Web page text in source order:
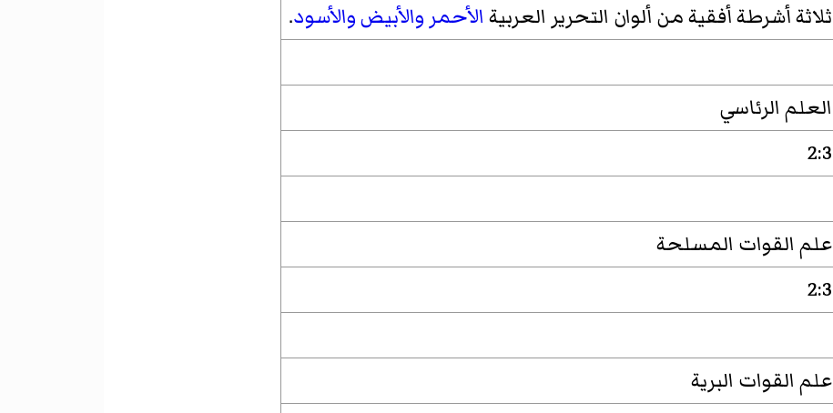
ثلاثة أشرطة أفقية من ألوان التحرير العربية الأحمر والأبيضوالأسود.
العلم الرئاسي
2:3
علم القوات المسلحة
2:3
علم القوات البرية